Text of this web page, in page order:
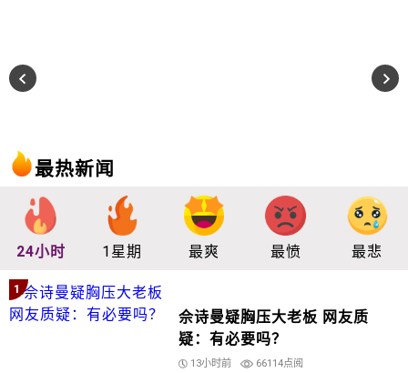
最热新闻
24小时 1星期 最爽 最愤 最悲
1
佘诗曼疑胸压大老板 网友质
疑：有必要吗？
13小时前 66114点阅